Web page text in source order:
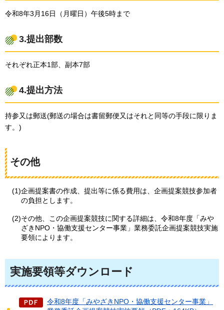
令和8年3月16日（月曜日）午後5時まで
3.提出部数
それぞれ正本1部、副本7部
4.提出方法
持参又は郵送(郵送の場合は書留郵便又はそれと同等の手段に限りま
す。)
その他
(1)企画提案書の作成、提出等に係る費用は、企画提案競技参加者
の負担とします。
(2)その他、この企画提案競技に関する詳細は、令和8年度「みや
ざきNPO・協働支援センター事業」業務委託企画提案競技実施
要領によります。
実施要領等ダウンロード
令和8年度「みやざきNPO・協働支援センター事業」